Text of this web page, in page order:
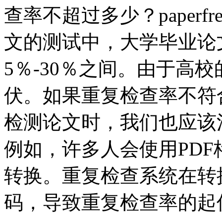
查率不超过多少？
文的测试中，大学毕业
5％-30％之间。由于高
伏。如果重复检查率不
检测论文时，我们也应
例如，许多人会使用
转换。重复检查系统在
码，导致重复检查率的